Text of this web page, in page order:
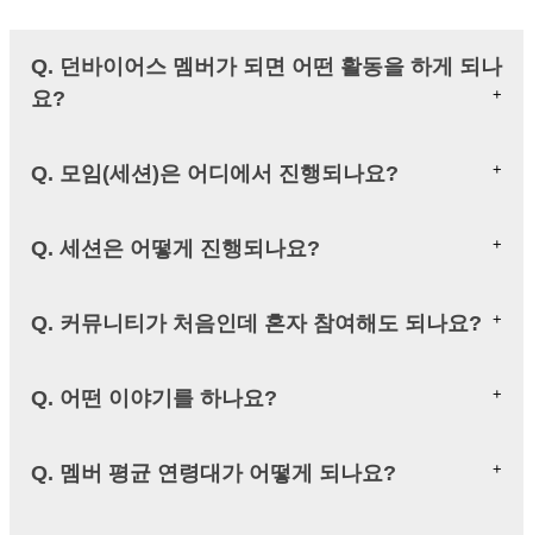
Q. 던바이어스 멤버가 되면 어떤 활동을 하게 되나
요?
Q. 모임(세션)은 어디에서 진행되나요?
Q. 세션은 어떻게 진행되나요?
Q. 커뮤니티가 처음인데 혼자 참여해도 되나요?
Q. 어떤 이야기를 하나요?
Q. 멤버 평균 연령대가 어떻게 되나요?